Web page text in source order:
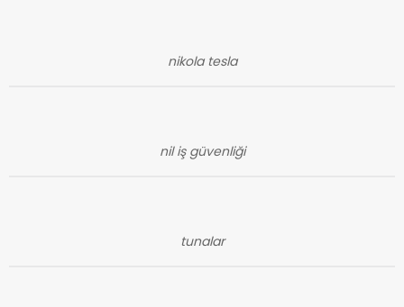
nikola tesla
nil iş güvenliği
tunalar